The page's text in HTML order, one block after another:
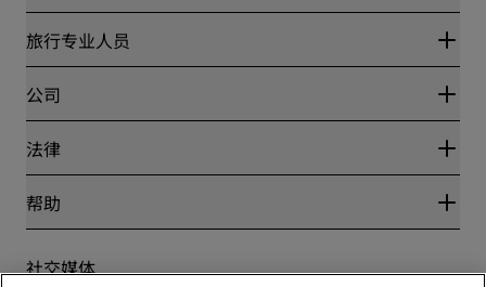
丽赏会
Blog
目的地
丽笙酒店集团APP
体育认证酒店
家庭友好型酒店
健康与安全
旅行专业人员
合作伙伴
公司
丽笙酒店集团
工作机会 RHG
工作机会 PPHE
The Club by RHG
法律
隐私中心
网站使用协议
帮助
联系方式
社交媒体